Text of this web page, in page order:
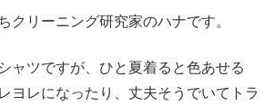
クリーニング研究家のハナです。
ャツですが、ひと夏着ると色あせる
ヨレになったり、丈夫そうでいてトラ